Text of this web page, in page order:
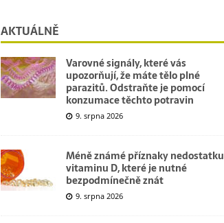
AKTUÁLNĚ
Varovné signály, které vás
upozorňují, že máte tělo plné
parazitů. Odstraňte je pomocí
konzumace těchto potravin
9. srpna 2026
Méně známé příznaky nedostatku
vitaminu D, které je nutné
bezpodmínečně znát
9. srpna 2026